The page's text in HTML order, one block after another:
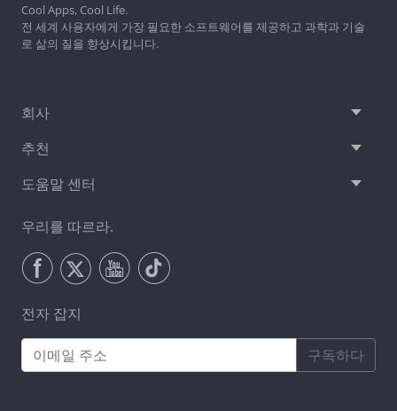
Cool Apps, Cool Life.
전 세계 사용자에게 가장 필요한 소프트웨어를 제공하고 과학과 기술
로 삶의 질을 향상시킵니다.
회사
추천
도움말 센터
우리를 따르라.
전자 잡지
구독하다